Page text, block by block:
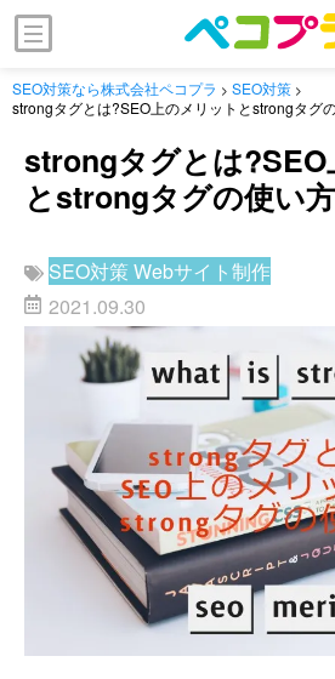
SEO対策なら株式会社ペコプラ > SEO対策 >
strongタグとは?SEO上のメリットとstrongタグ
strongタグとは?SEO
とstrongタグの使い
SEO対策Webサイト制作
2021.09.30